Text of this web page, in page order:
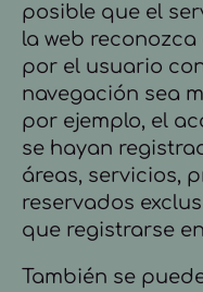
posible que el
la web
por el usuario
navegación sea
por ejemplo, el
se hayan
áreas, servicios,
reservados
que registrarse
También se